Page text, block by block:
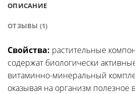
ОПИСАНИЕ
ОТЗЫВЫ (1)
Свойства: растительные
содержат биологически
витаминно-минеральный
оказывая на организм полезное